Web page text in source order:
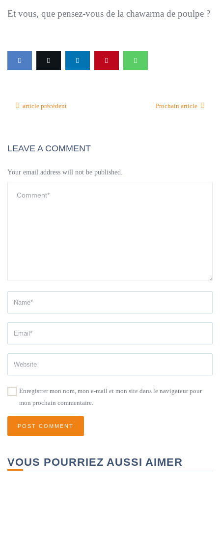
Et vous, que pensez-vous de la chawarma de poulpe ?
article précédent Prochain article
LEAVE A COMMENT
Your email address will not be published.
Enregistrer mon nom, mon e-mail et mon site dans le navigateur pour
mon prochain commentaire.
VOUS POURRIEZ AUSSI AIMER